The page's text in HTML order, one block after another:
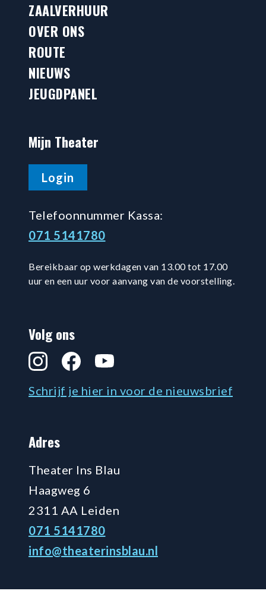
ZAALVERHUUR
OVER ONS
ROUTE
NIEUWS
JEUGDPANEL
Mijn Theater
Login
Telefoonnummer Kassa:
071 5141780
Bereikbaar op werkdagen van 13.00 tot 17.00
uur en een uur voor aanvang van de voorstelling.
Volg ons
InstagramFacebookYouTube
Schrijf je hier in voor de nieuwsbrief
Adres
Theater Ins Blau
Haagweg 6
2311 AA Leiden
071 5141780
info@theaterinsblau.nl